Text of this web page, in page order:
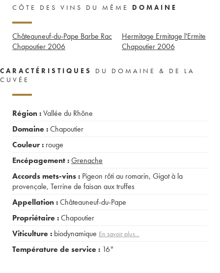
CÔTE DES VINS DU MÊME DOMAINE
Châteauneuf-du-Pape Barbe Rac
Chapoutier 2006
Hermitage Ermitage l'Ermite
Chapoutier 2006
CARACTÉRISTIQUES
DU DOMAINE & DE LA
CUVÉE
Région :Vallée du Rhône
Domaine :Chapoutier
Couleur : rouge
Encépagement :Grenache
Accords mets-vins : Pigeon rôti au romarin, Gigot à la
provençale, Terrine de faisan aux truffes
Appellation :Châteauneuf-du-Pape
Propriétaire :Chapoutier
Viticulture : biodynamique En savoir plus...
Température de service : 16°